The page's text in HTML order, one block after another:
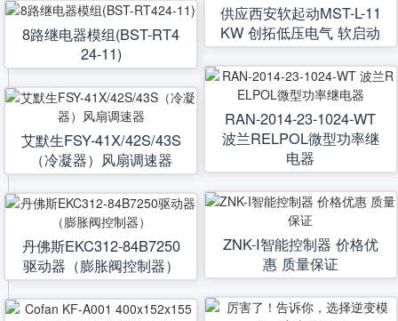
8路继电器模组(BST-RT4
24-11)
艾默生FSY-41X/42S/43S
（冷凝器）风扇调速器
丹佛斯EKC312-84B7250
驱动器（膨胀阀控制器）
供应西安软起动MST-L-11
KW 创拓低压电气 软启动
RAN-2014-23-1024-WT
波兰RELPOL微型功率继
电器
ZNK-I智能控制器 价格优
惠 质量保证